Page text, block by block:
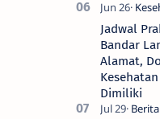
Jadwal
Bandar
Alamat,
Dimiliki